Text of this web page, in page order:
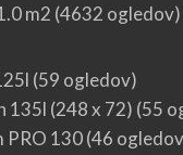
m2 (4632 ogledov)
(59 ogledov)
135l (248 x 72) (55
PRO 130(46